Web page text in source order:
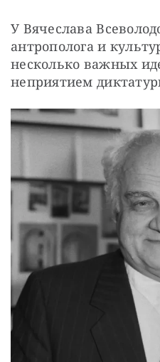
У Вячеслава
антрополога и
несколько важных
неприятием